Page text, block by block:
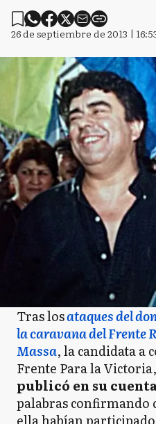
26 de septiembre de 2013 |
Tras losataques del
la caravana del Frente
Massa, la candidata a
Frente Para la Victoria,
publicó en su
palabras confirmando
ella habían